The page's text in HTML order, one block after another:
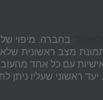
בחברה. מיפוי
מצב ראשונית
עם כל אחד
ראשוני שעליו ניתן